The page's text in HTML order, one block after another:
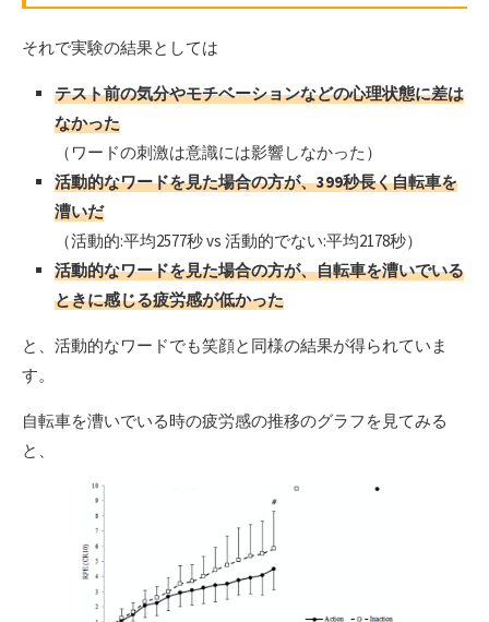
それで実験の結果としては
テスト前の気分やモチベーションなどの心理状態に差は
なかった
（ワードの刺激は意識には影響しなかった）
活動的なワードを見た場合の方が、399秒長く自転車を
漕いだ
（活動的:平均2577秒 vs 活動的でない:平均2178秒）
活動的なワードを見た場合の方が、自転車を漕いでいる
ときに感じる疲労感が低かった
と、活動的なワードでも笑顔と同様の結果が得られていま
す。
自転車を漕いでいる時の疲労感の推移のグラフを見てみる
と、